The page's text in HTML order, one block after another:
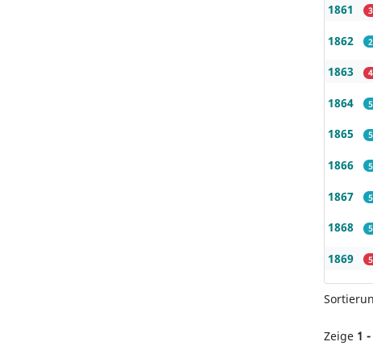
1861
1862
1863
1864
1865
1866
1867
1868
1869
Zeige 1